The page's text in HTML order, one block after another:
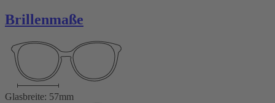
Brillenmaße
Glasbreite: 57mm